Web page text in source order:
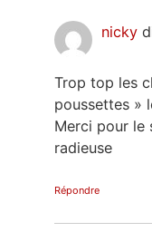
nicky
Trop top les
poussettes »
Merci pour le
radieuse
Répondre